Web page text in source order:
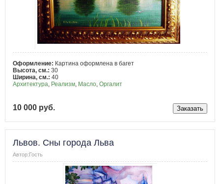
Оформление: Картина оформлена в багет
Высота, см.: 30
Ширина, см.: 40
Архитектура, Реализм, Масло, Оргалит
10 000 руб.
Львов. Сны города Льва
Автор:Гость